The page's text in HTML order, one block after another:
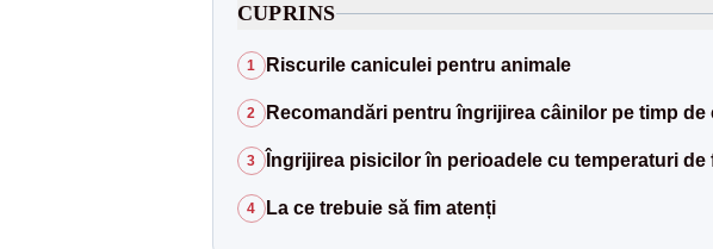
CUPRINS
1 Riscurile caniculei pentru animale
2 Recomandări pentru îngrijirea câinilor pe timp de
3 Îngrijirea pisicilor în perioadele cu temperaturi de
4 La ce trebuie să fim atenți